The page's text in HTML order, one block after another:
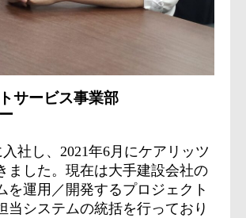
サービス事業部
社し、2021年6月にケアリッツ
ました。現在は大手建設会社の
を運用／開発するプロジェクト
当システムの統括を行っており